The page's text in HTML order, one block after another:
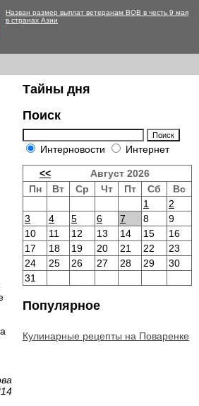
Назван размер выплат ветеранам ВОВ в честь 9 мая
в странах Азии
Тайны дня
Поиск
Интерновости Интернет
<<
Август 2026
Пн
Вт Ср Чт Пт Сб
Вс
1
2
3
4 5 6 7 8
9
10
11 12 13 14 15
16
17
18 19 20 21 22
23
24
25 26 27 28 29
30
31
Популярное
Кулинарные рецепты на Поваренке